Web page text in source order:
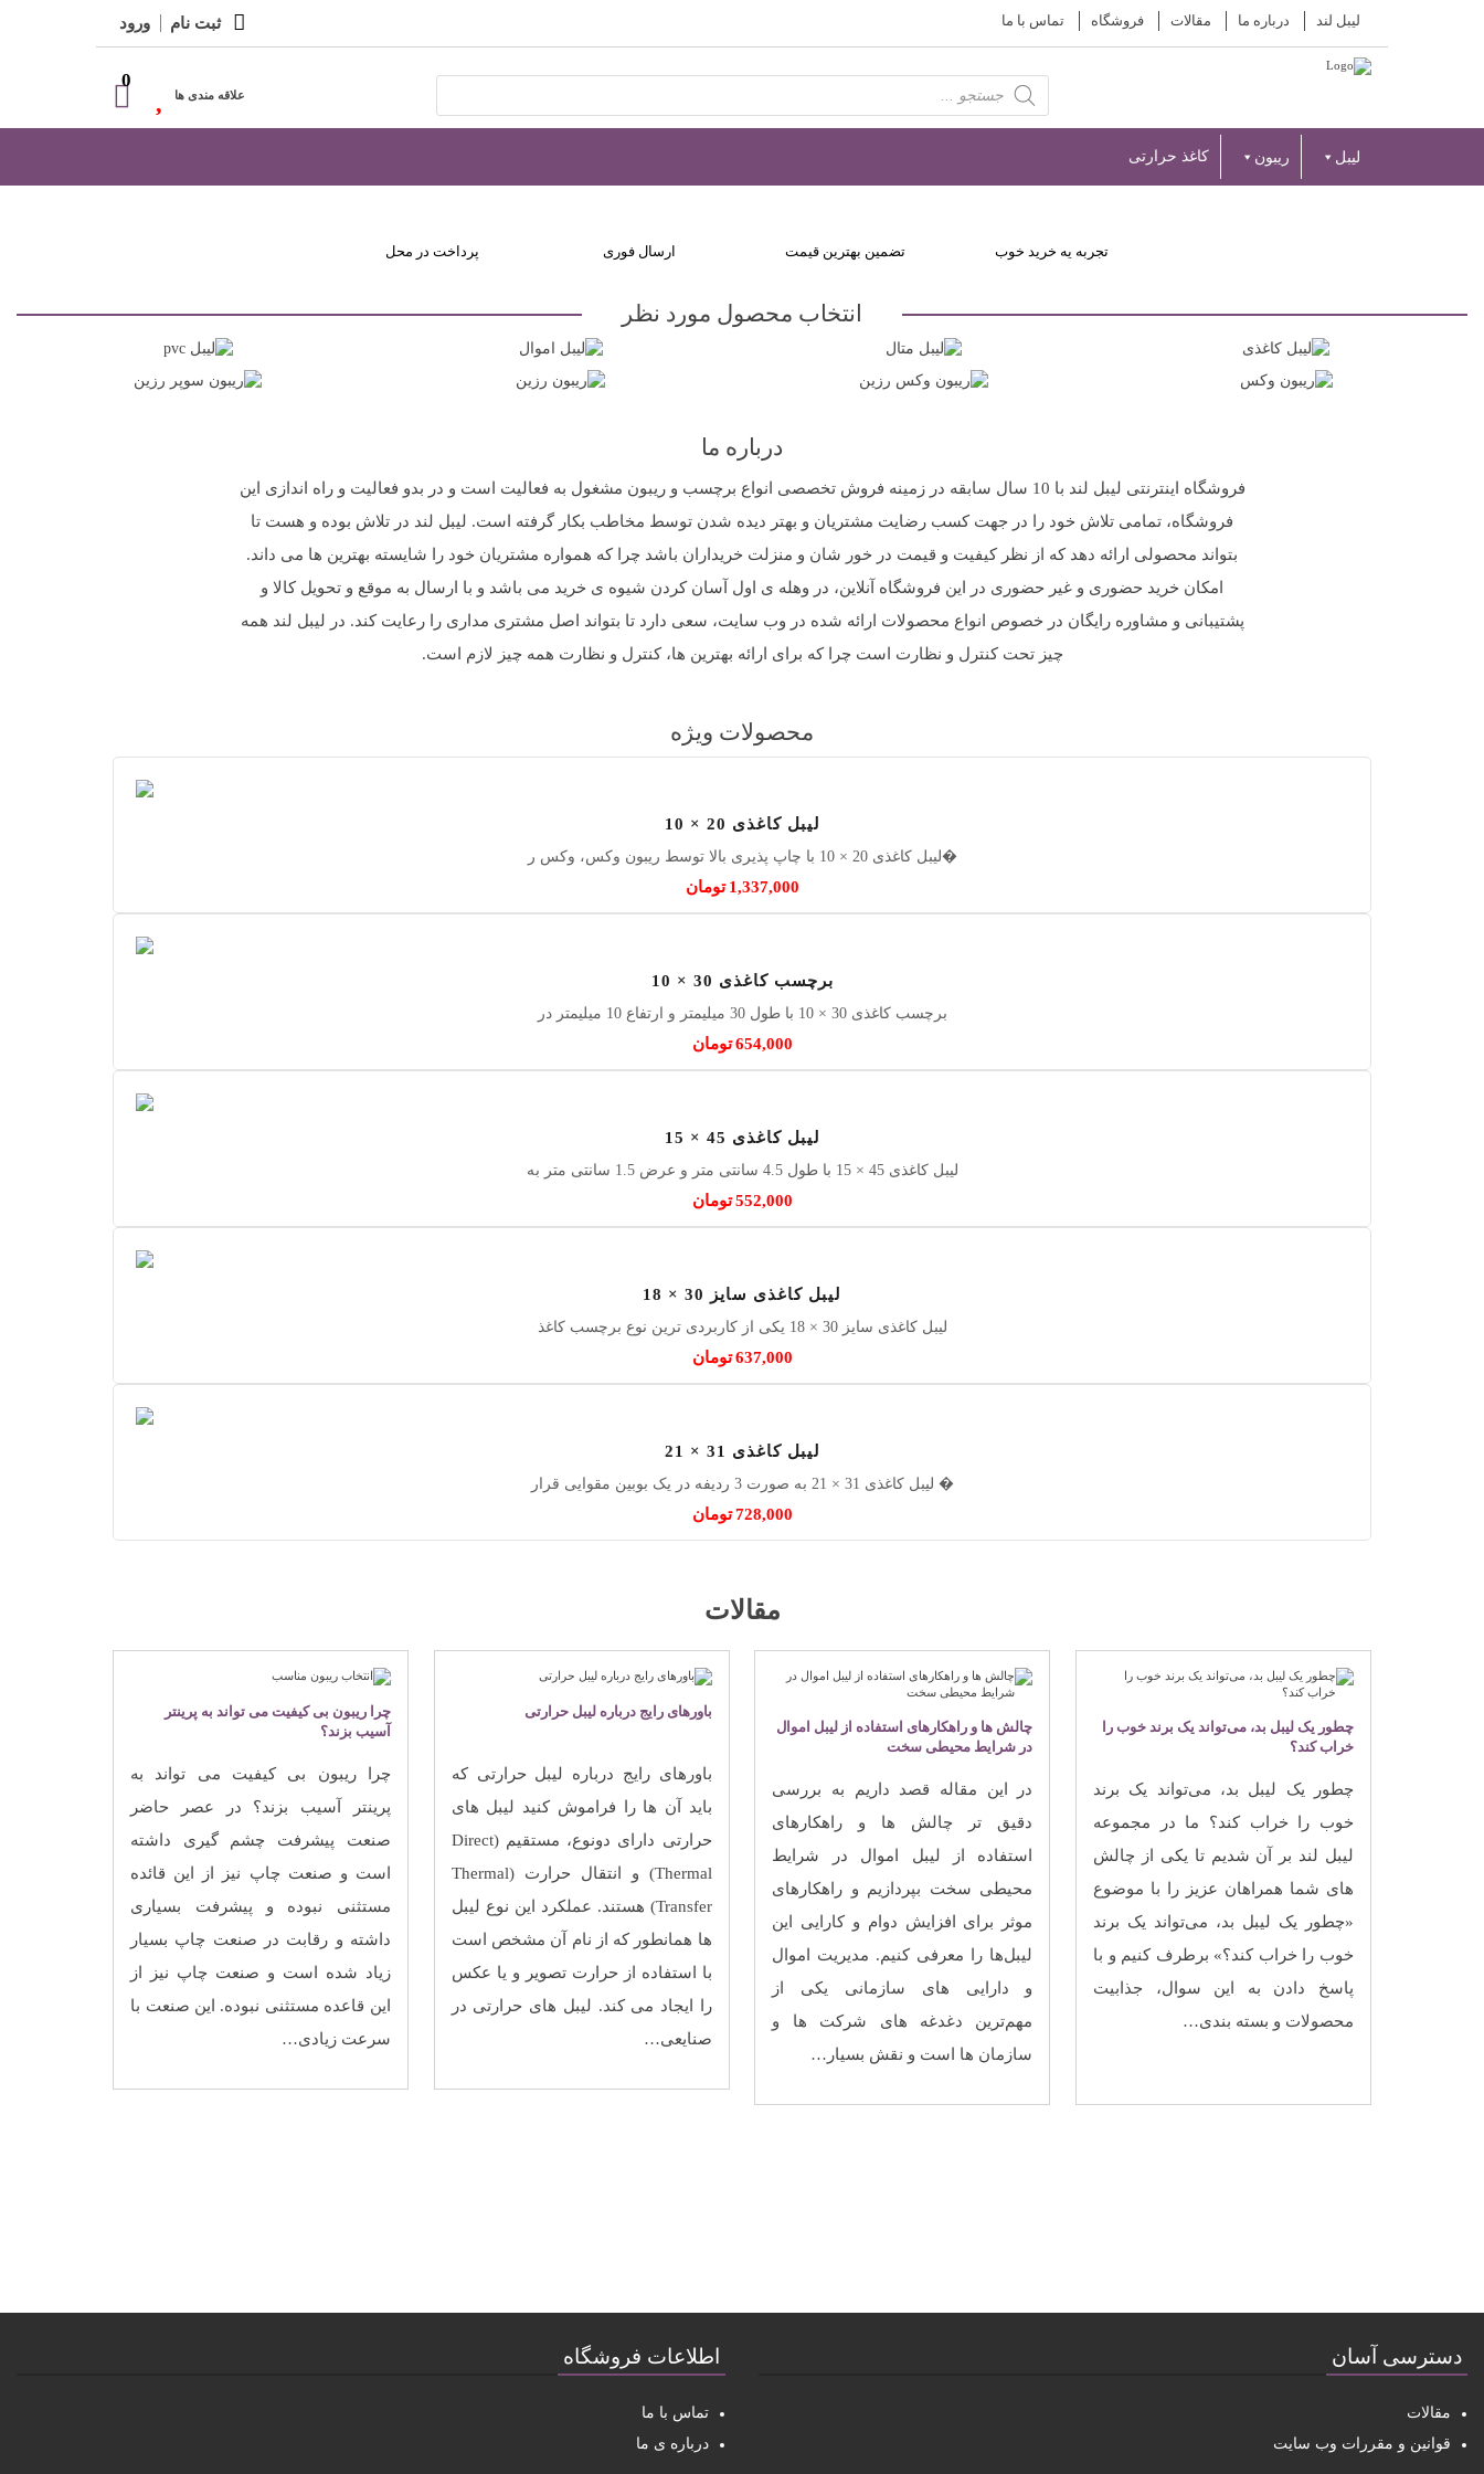
لیبل لند درباره ما مقالات فروشگاه تماس با ما ثبت نام ورود
Products
search
0
علاقه مندی ها
لیبل ریبون کاغذ حرارتی
تجربه یه خرید خوب تضمین بهترین قیمت ارسال فوری پرداخت در محل
انتخاب محصول مورد نظر
درباره ما
فروشگاه اینترنتی لیبل لند با 10 سال سابقه در زمینه فروش تخصصی انواع برچسب و ریبون مشغول به فعالیت است و در بدو فعالیت و راه اندازی این
فروشگاه، تمامی تلاش خود را در جهت کسب رضایت مشتریان و بهتر دیده شدن توسط مخاطب بکار گرفته است. لیبل لند در تلاش بوده و هست تا
بتواند محصولی ارائه دهد که از نظر کیفیت و قیمت در خور شان و منزلت خریداران باشد چرا که همواره مشتریان خود را شایسته بهترین ها می داند.
امکان خرید حضوری و غیر حضوری در این فروشگاه آنلاین، در وهله ی اول آسان کردن شیوه ی خرید می باشد و با ارسال به موقع و تحویل کالا و
پشتیبانی و مشاوره رایگان در خصوص انواع محصولات ارائه شده در وب سایت، سعی دارد تا بتواند اصل مشتری مداری را رعایت کند. در لیبل لند همه
چیز تحت کنترل و نظارت است چرا که برای ارائه بهترین ها، کنترل و نظارت همه چیز لازم است.
محصولات ویژه
لیبل کاغذی 20 × 10
لیبل کاغذی 20 × 10 با چاپ پذیری بالا توسط ریبون وکس، وکس ر�
1,337,000 تومان
برچسب کاغذی 30 × 10
برچسب کاغذی 30 × 10 با طول 30 میلیمتر و ارتفاع 10 میلیمتر در
654,000 تومان
لیبل کاغذی 45 × 15
لیبل کاغذی 45 × 15 با طول 4.5 سانتی متر و عرض 1.5 سانتی متر به
552,000 تومان
لیبل کاغذی سایز 30 × 18
لیبل کاغذی سایز 30 × 18 یکی از کاربردی ترین نوع برچسب کاغذ
637,000 تومان
لیبل کاغذی 31 × 21
لیبل کاغذی 31 × 21 به صورت 3 ردیفه در یک بوبین مقوایی قرار �
728,000 تومان
مقالات
چطور یک لیبل بد، می‌تواند یک برند خوب را
خراب کند؟
چطور یک لیبل بد، می‌تواند یک برند
خوب را خراب کند؟ ما در مجموعه
لیبل لند بر آن شدیم تا یکی از چالش
‌های شما همراهان عزیز را با موضوع
«چطور یک لیبل بد، می‌تواند یک برند
خوب را خراب کند؟» برطرف کنیم و با
پاسخ دادن به این سوال، جذابیت
محصولات و بسته ‌بندی…
چالش ‌ها و راهکارهای استفاده از لیبل اموال
در شرایط محیطی سخت
در این مقاله قصد داریم به بررسی
دقیق ‌تر چالش ‌ها و راهکارهای
استفاده از لیبل اموال در شرایط
محیطی سخت بپردازیم و راهکارهای
موثر برای افزایش دوام و کارایی این
لیبل‌ها را معرفی کنیم. مدیریت اموال
و دارایی‌ های سازمانی یکی از
مهم‌ترین دغدغه‌ های شرکت‌ ها و
سازمان ‌ها است و نقش بسیار…
باورهای رایج درباره لیبل حرارتی
باورهای رایج درباره لیبل حرارتی که
باید آن ها را فراموش کنید لیبل ‌های
حرارتی دارای دونوع، مستقیم (Direct
Thermal) و انتقال حرارت (Thermal
Transfer) هستند. عملکرد این نوع لیبل
ها همانطور که از نام آن مشخص است
با استفاده از حرارت تصویر و یا عکس
را ایجاد می کند. لیبل های حرارتی در
صنایعی…
چرا ریبون بی کیفیت می تواند به پرینتر
آسیب بزند؟
چرا ریبون بی کیفیت می تواند به
پرینتر آسیب بزند؟ در عصر حاضر
صنعت پیشرفت چشم گیری داشته
است و صنعت چاپ نیز از این قائده
مستثنی نبوده و پیشرفت بسیاری
داشته و رقابت در صنعت چاپ بسیار
زیاد شده است و صنعت چاپ نیز از
این قاعده مستثنی نبوده. این صنعت با
سرعت زیادی…
اطلاعات فروشگاه
تماس با ما
درباره ی ما
دسترسی آسان
مقالات
قوانین و مقررات وب سایت